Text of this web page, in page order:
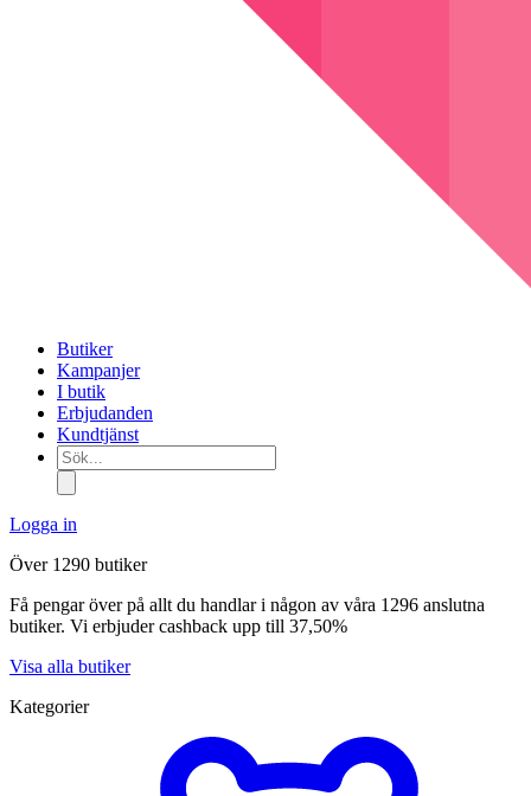
Butiker
Kampanjer
I butik
Erbjudanden
Kundtjänst
Sök...
Logga in
Över 1290 butiker
Få pengar över på allt du handlar i någon av våra 1296 anslutna
butiker. Vi erbjuder cashback upp till 37,50%
Visa alla butiker
Kategorier